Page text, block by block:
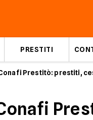
PRESTITI
Prestitò: prestiti,